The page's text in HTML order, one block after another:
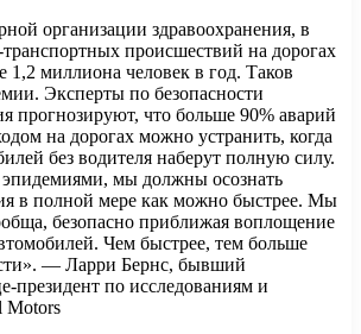
организации здравоохранения, в
транспортных происшествий на дорогах
1,2 миллиона человек в год. Таков
Эксперты по безопасности
прогнозируют, что больше 90% аварий
на дорогах можно устранить, когда
без водителя наберут полную силу.
мы должны осознать
в полной мере как можно быстрее. Мы
безопасно приближая воплощение
Чем быстрее, тем больше
— Ларри Бернс, бывший
президент по исследованиям и
Motors